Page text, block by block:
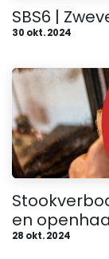
SBS6 |
30 okt. 2024
en
28 okt. 2024